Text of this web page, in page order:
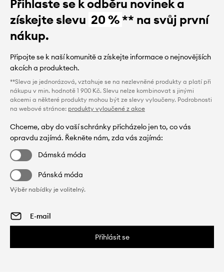
Přihlaste se k odběru novinek a
získejte slevu 20 %** na svůj první
nákup.
Připojte se k naší komunitě a získejte informace o nejnovějších
akcích a produktech.
**Sleva je jednorázová, vztahuje se na nezlevněné produkty a platí při
nákupu v min. hodnotě 1 900 Kč. Slevu nelze kombinovat s jinými
akcemi a některé produkty mohou být ze slevy vyloučeny. Podrobnosti
na webové stránce: produkty vyloučené z akce
Chceme, aby do vaší schránky přicházelo jen to, co vás
opravdu zajímá. Řekněte nám, zda vás zajímá:
Dámská móda
Pánská móda
Výběr nabídky je volitelný.
Přihlásit se